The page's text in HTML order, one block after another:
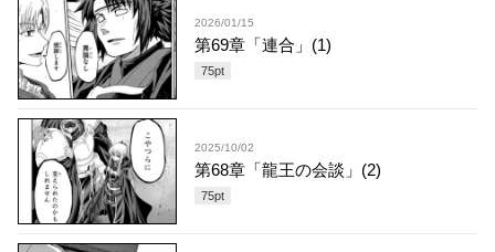
2026/01/15
第69章「連合」(1)
75pt
2025/10/02
第68章「龍王の会談」(2)
75pt